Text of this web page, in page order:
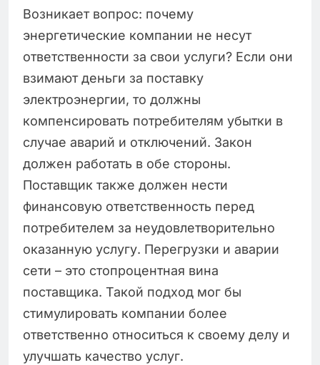
Возникает вопрос: почему
энергетические компании не несут
ответственности за свои услуги? Если они
взимают деньги за поставку
электроэнергии, то должны
компенсировать потребителям убытки в
случае аварий и отключений. Закон
должен работать в обе стороны.
Поставщик также должен нести
финансовую ответственность перед
потребителем за неудовлетворительно
оказанную услугу. Перегрузки и аварии
сети – это стопроцентная вина
поставщика. Такой подход мог бы
стимулировать компании более
ответственно относиться к своему делу и
улучшать качество услуг.